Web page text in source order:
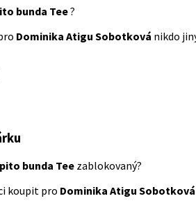
bunda Tee?
Dominika Atigu Sobotková nikdo
bunda Tee zablokovaný?
koupit pro Dominika Atigu Sobotková